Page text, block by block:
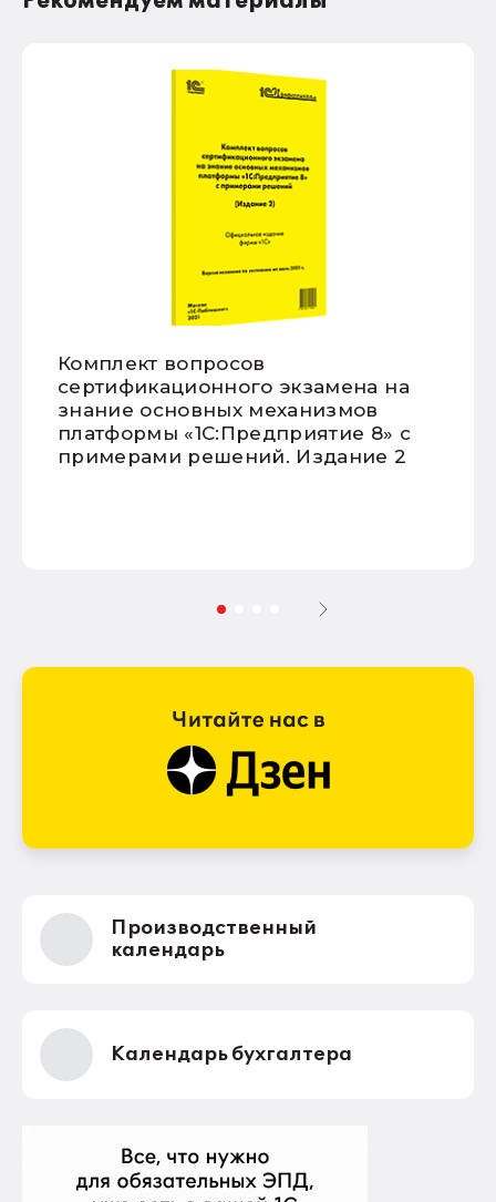
Комплект вопросов
сертификационного экзамена на
знание основных механизмов
платформы «1С:Предприятие 8» с
примерами решений. Издание 2
Производственный
календарь
Календарь бухгалтера